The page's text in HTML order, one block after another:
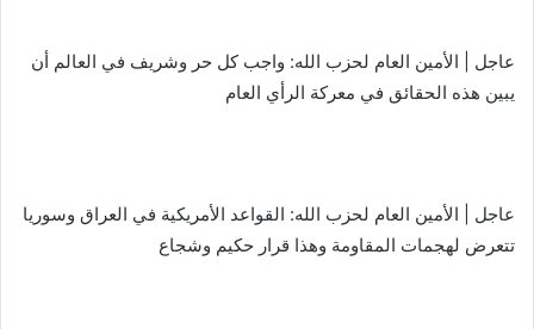
عاجل | الأمين العام لحزب الله: واجب كل حر وشريف في العالم أن
يبين هذه الحقائق في معركة الرأي العام
عاجل | الأمين العام لحزب الله: القواعد الأمريكية في العراق وسوريا
تتعرض لهجمات المقاومة وهذا قرار حكيم وشجاع